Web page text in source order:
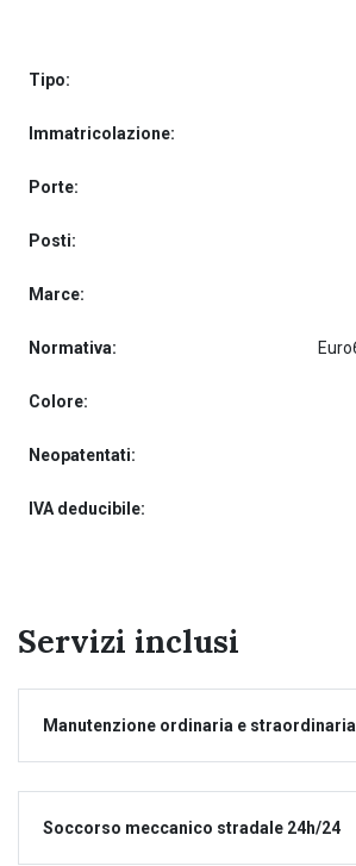
Tipo:
Immatricolazione:
Porte:
Posti:
Marce:
Normativa:
Colore:
Neopatentati:
IVA deducibile:
Servizi inclusi
Manutenzione ordinaria e straordinaria
Soccorso meccanico stradale 24h/24